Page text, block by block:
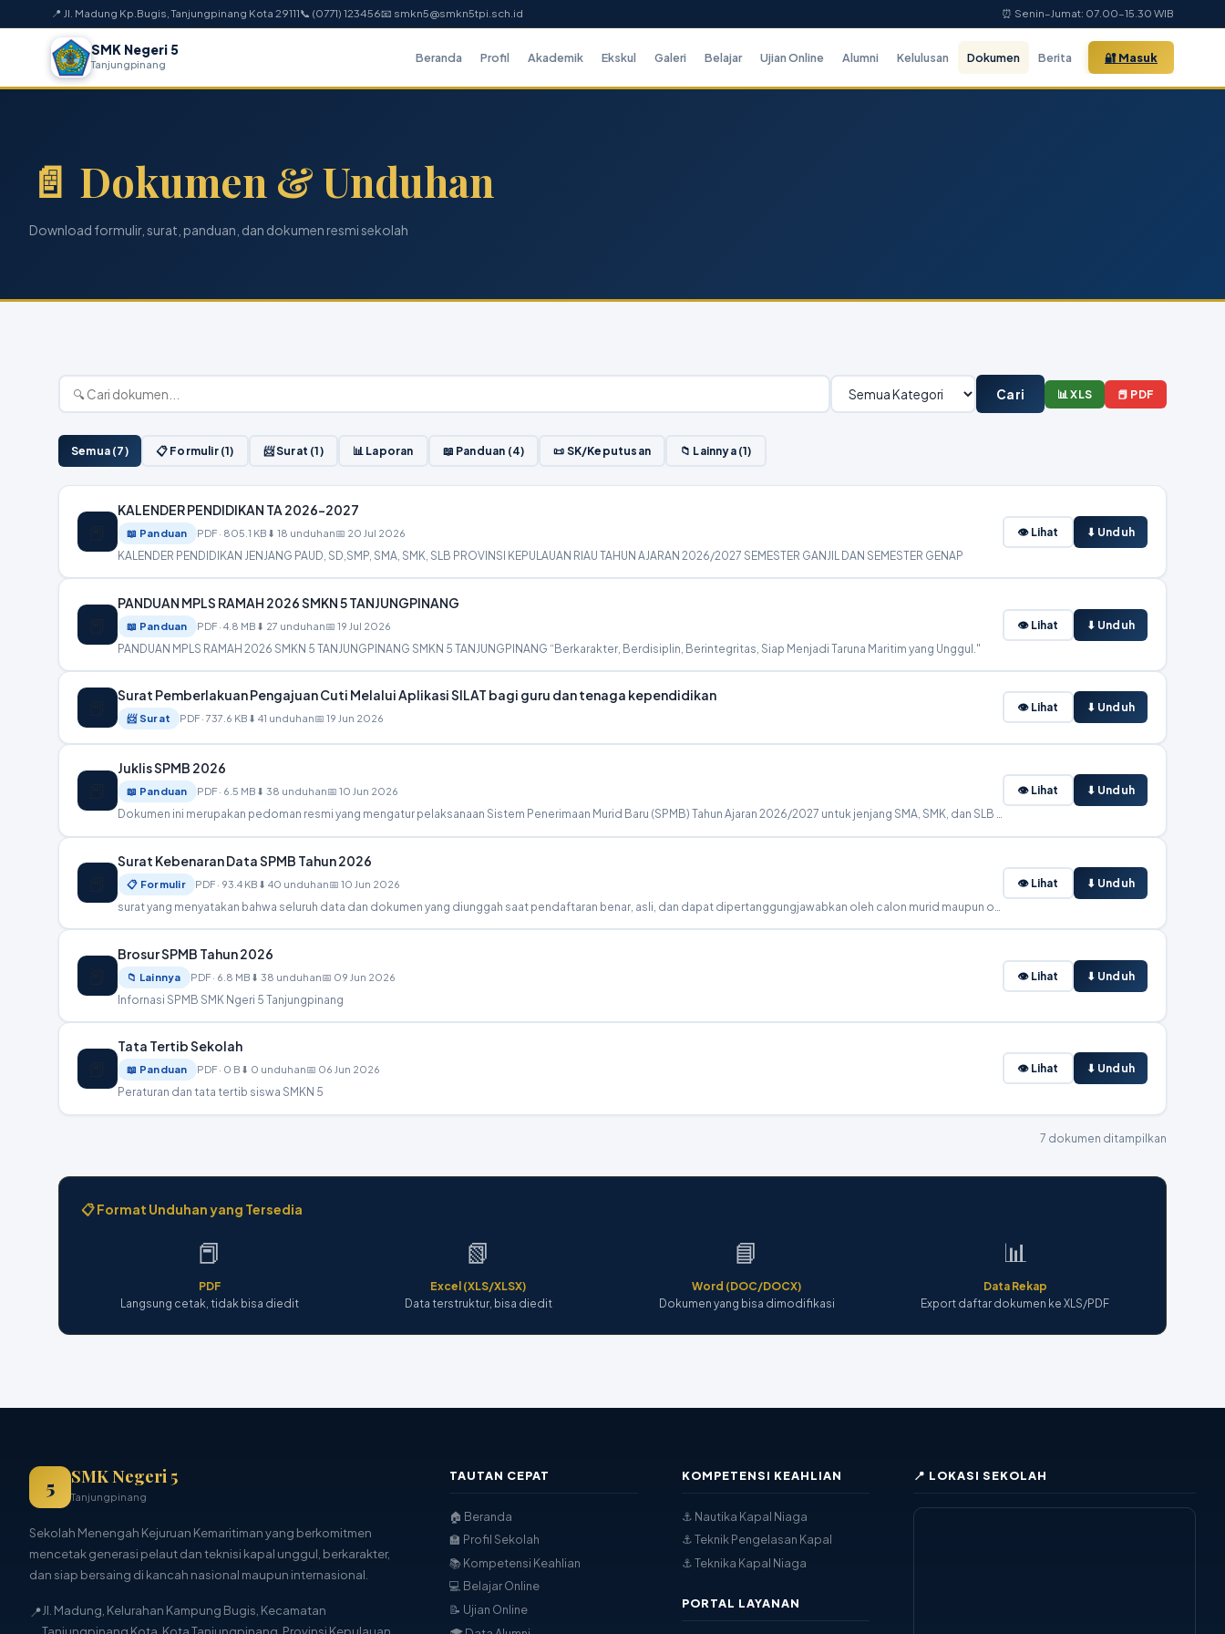
📍 Jl. Madung Kp.Bugis, Tanjungpinang Kota 29111📞 (0771) 123456📧 smkn5@smkn5tpi.sch.id ⏰ Senin–Jumat: 07.00–15.30 WIB
SMK Negeri 5
Tanjungpinang Beranda Profil Akademik Ekskul Galeri Belajar Ujian Online Alumni Kelulusan Dokumen Berita 🔐 Masuk
📄 Dokumen & Unduhan
Download formulir, surat, panduan, dan dokumen resmi sekolah
Cari 📊 XLS 📕 PDF
Semua (7) 📋 Formulir (1) 📨 Surat (1) 📊 Laporan 📖 Panduan (4) 📜 SK/Keputusan 📁 Lainnya (1)
KALENDER PENDIDIKAN TA 2026-2027
📖 Panduan PDF · 805.1 KB ⬇ 18 unduhan📅 20 Jul 2026
KALENDER PENDIDIKAN JENJANG PAUD, SD,SMP, SMA, SMK, SLB PROVINSI KEPULAUAN RIAU TAHUN AJARAN 2026/2027 SEMESTER GANJIL DAN SEMESTER GENAP
👁 Lihat ⬇ Unduh
PANDUAN MPLS RAMAH 2026 SMKN 5 TANJUNGPINANG
📖 Panduan PDF · 4.8 MB ⬇ 27 unduhan📅 19 Jul 2026
PANDUAN MPLS RAMAH 2026 SMKN 5 TANJUNGPINANG SMKN 5 TANJUNGPINANG “Berkarakter, Berdisiplin, Berintegritas, Siap Menjadi Taruna Maritim yang Unggul."
👁 Lihat ⬇ Unduh
Surat Pemberlakuan Pengajuan Cuti Melalui Aplikasi SILAT bagi guru dan tenaga kependidikan
📨 Surat PDF · 737.6 KB ⬇ 41 unduhan📅 19 Jun 2026
👁 Lihat ⬇ Unduh
Juklis SPMB 2026
📖 Panduan PDF · 6.5 MB ⬇ 38 unduhan📅 10 Jun 2026
Dokumen ini merupakan pedoman resmi yang mengatur pelaksanaan Sistem Penerimaan Murid Baru (SPMB) Tahun Ajaran 2026/2027 untuk jenjang SMA, SMK, dan SLB di Provinsi Kepulauan Riau. Petunjuk teknis (Juknis) ini berisi ketentuan, persyaratan, jalur pendaftaran, tata cara seleksi, jadwal pelaksanaan, kuota penerimaan, serta hak dan kewajiban calon murid baru dalam proses penerimaan peserta didik.
👁 Lihat ⬇ Unduh
Surat Kebenaran Data SPMB Tahun 2026
📋 Formulir PDF · 93.4 KB ⬇ 40 unduhan📅 10 Jun 2026 👁 Lihat ⬇ Unduh
Brosur SPMB Tahun 2026
📁 Lainnya PDF · 6.8 MB ⬇ 38 unduhan📅 09 Jun 2026
Infornasi SPMB SMK Ngeri 5 Tanjungpinang
👁 Lihat ⬇ Unduh
Tata Tertib Sekolah
📖 Panduan PDF · 0 B ⬇ 0 unduhan📅 06 Jun 2026
Peraturan dan tata tertib siswa SMKN 5
👁 Lihat ⬇ Unduh
7 dokumen ditampilkan
📋 Format Unduhan yang Tersedia
📕
PDF
Langsung cetak, tidak bisa diedit
📗
Excel (XLS/XLSX)
Data terstruktur, bisa diedit
📘
Word (DOC/DOCX)
Dokumen yang bisa dimodifikasi
📊
Data Rekap
Export daftar dokumen ke XLS/PDF
5 SMK Negeri 5
Tanjungpinang
Sekolah Menengah Kejuruan Kemaritiman yang berkomitmen
mencetak generasi pelaut dan teknisi kapal unggul, berkarakter,
dan siap bersaing di kancah nasional maupun internasional.
📍Jl. Madung, Kelurahan Kampung Bugis, Kecamatan
Tanjungpinang Kota, Kota Tanjungpinang, Provinsi Kepulauan
TAUTAN CEPAT
🏠 Beranda
🏫 Profil Sekolah
📚 Kompetensi Keahlian
💻 Belajar Online
📝 Ujian Online
KOMPETENSI KEAHLIAN
⚓ Nautika Kapal Niaga
⚓ Teknik Pengelasan Kapal
⚓ Teknika Kapal Niaga
PORTAL LAYANAN
📍 LOKASI SEKOLAH